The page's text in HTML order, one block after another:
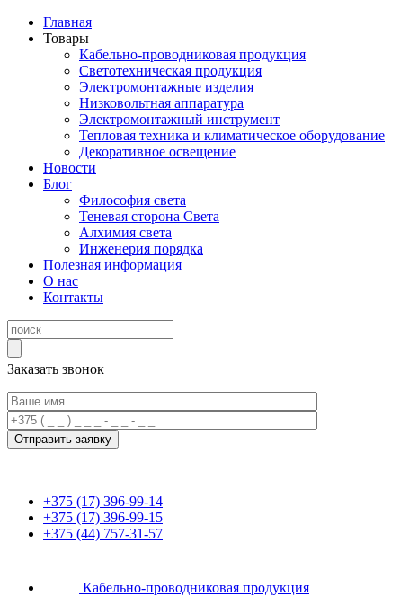
Главная
Товары
Кабельно-проводниковая продукция
Светотехническая продукция
Электромонтажные изделия
Низковольтная аппаратура
Электромонтажный инструмент
Тепловая техника и климатическое оборудование
Декоративное освещение
Новости
Блог
Философия света
Теневая сторона Света
Алхимия света
Инженерия порядка
Полезная информация
О нас
Контакты
Заказать звонок
+375 (17) 396-99-14
+375 (17) 396-99-15
+375 (44) 757-31-57
Кабельно-проводниковая продукция